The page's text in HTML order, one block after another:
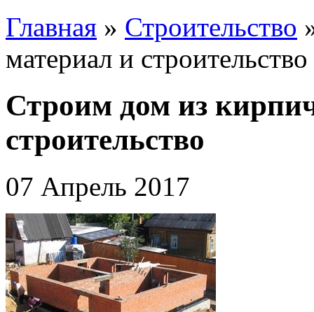
Главная » Строительство
материал и строительство
Строим дом из
строительство
07 Апрель 2017